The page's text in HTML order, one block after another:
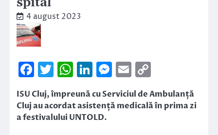
4 august 2023
Facebook
Twitter
WhatsApp
LinkedIn
Messenger
Email
Link
ISU Cluj, împreună cu Serviciul de Ambulanță
Cluj au acordat asistență medicală în prima zi
a festivalului UNTOLD.